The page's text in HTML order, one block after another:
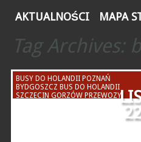
AKTUALNOŚCI MAPA
Tag Archives:
BUSY DO HOLANDII POZNAŃ
BYDGOSZCZ BUS DO HOLANDII
SZCZECIN GORZÓW PRZEWOZY